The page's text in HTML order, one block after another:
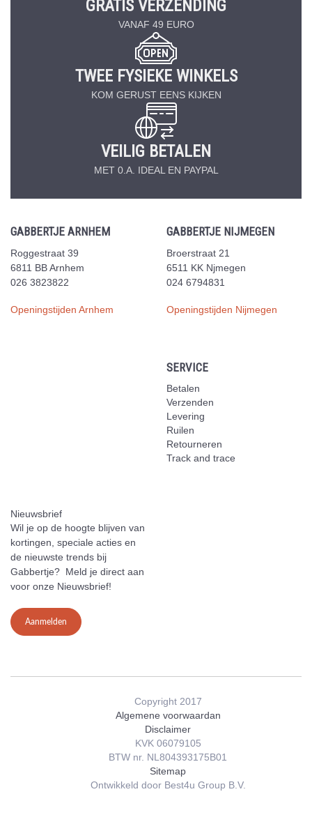
GRATIS VERZENDING
VANAF 49 EURO
TWEE FYSIEKE WINKELS
KOM GERUST EENS KIJKEN
VEILIG BETALEN
MET 0.A. IDEAL EN PAYPAL
GABBERTJE ARNHEM
Roggestraat 39
6811 BB Arnhem
026 3823822
Openingstijden Arnhem
GABBERTJE NIJMEGEN
Broerstraat 21
6511 KK Njmegen
024 6794831
Openingstijden Nijmegen
SERVICE
Betalen
Verzenden
Levering
Ruilen
Retourneren
Track and trace
Nieuwsbrief
Wil je op de hoogte blijven van
kortingen, speciale acties en
de nieuwste trends bij
Gabbertje? Meld je direct aan
voor onze Nieuwsbrief!
Aanmelden
Copyright 2017
Algemene voorwaardan
Disclaimer
KVK 06079105
BTW nr. NL804393175B01
Sitemap
Ontwikkeld door Best4u Group B.V.